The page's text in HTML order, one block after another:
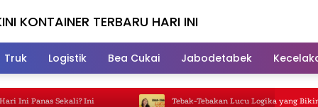
KONTAINER TERBARU HARI INI
Truk Logistik Bea Cukai Jabodetabek
Panas Sekali? Ini
Tebak-Tebakan Lucu Logika yang Bikin